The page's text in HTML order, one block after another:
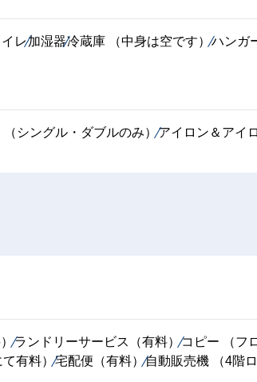
レ加湿器冷蔵庫 （中身は空です）ハンガ
（シングル・ダブルのみ）アイロン＆アイ
ランドリーサービス（有料）コピー （フ
て有料）宅配便（有料）自動販売機 （4階